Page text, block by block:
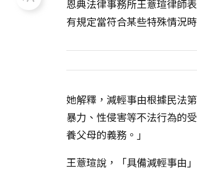
恩典法律事務所王薏瑄律師
有規定當符合某些特殊情況
她解釋，減輕事由根據民法
暴力、性侵害等不法行為的
養父母的義務。」
王薏瑄說，「具備減輕事由